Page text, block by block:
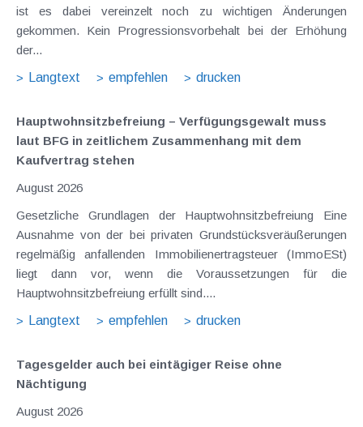
ist es dabei vereinzelt noch zu wichtigen Änderungen
gekommen. Kein Progressionsvorbehalt bei der Erhöhung
der...
Langtext
empfehlen drucken
Hauptwohnsitz​­befreiung – Verfügungsgewalt muss
laut BFG in zeitlichem Zusammenhang mit dem
Kaufvertrag stehen
August 2026
Gesetzliche Grundlagen der Hauptwohnsitzbefreiung Eine
Ausnahme von der bei privaten Grundstücksveräußerungen
regelmäßig anfallenden Immobilienertragsteuer (ImmoESt)
liegt dann vor, wenn die Voraussetzungen für die
Hauptwohnsitzbefreiung erfüllt sind....
Langtext
empfehlen drucken
Tagesgelder auch bei eintägiger Reise ohne
Nächtigung
August 2026